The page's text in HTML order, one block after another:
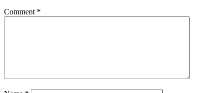
Comment *